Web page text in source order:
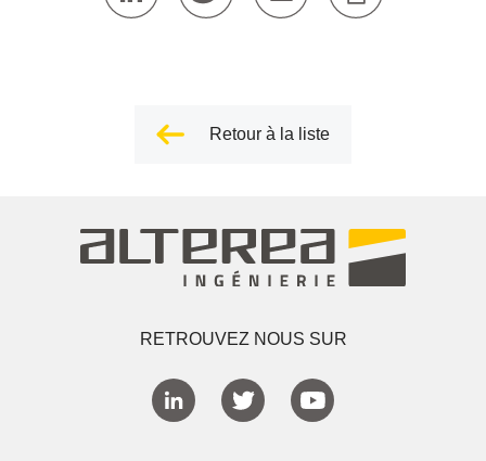
Retour à la liste
RETROUVEZ NOUS SUR